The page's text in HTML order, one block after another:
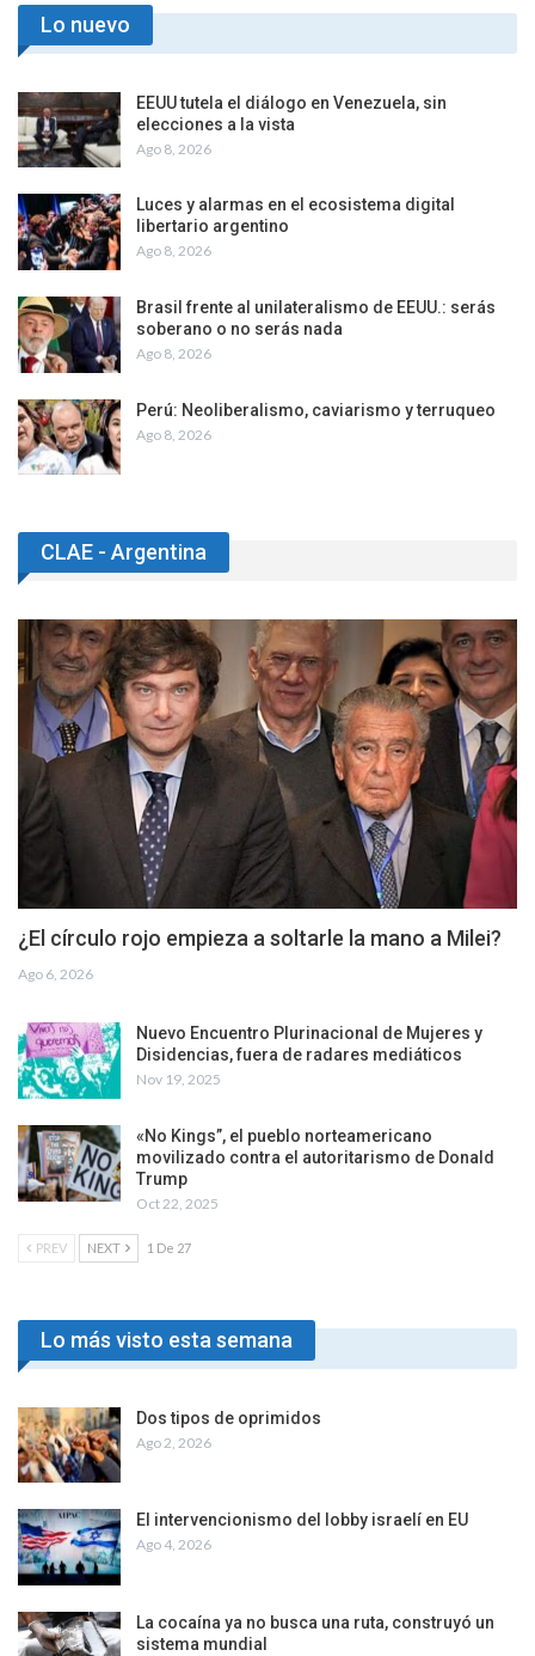
Lo nuevo
EEUU tutela el diálogo en Venezuela, sin
elecciones a la vista
Ago 8, 2026
Luces y alarmas en el ecosistema digital
libertario argentino
Ago 8, 2026
Brasil frente al unilateralismo de EEUU.: serás
soberano o no serás nada
Ago 8, 2026
Perú: Neoliberalismo, caviarismo y terruqueo
Ago 8, 2026
CLAE - Argentina
¿El círculo rojo empieza a soltarle la mano a Milei?
Ago 6, 2026
Nuevo Encuentro Plurinacional de Mujeres y
Disidencias, fuera de radares mediáticos
Nov 19, 2025
«No Kings”, el pueblo norteamericano
movilizado contra el autoritarismo de Donald
Trump
Oct 22, 2025
PREV NEXT 1 De 27
Lo más visto esta semana
Dos tipos de oprimidos
Ago 2, 2026
El intervencionismo del lobby israelí en EU
Ago 4, 2026
La cocaína ya no busca una ruta, construyó un
sistema mundial